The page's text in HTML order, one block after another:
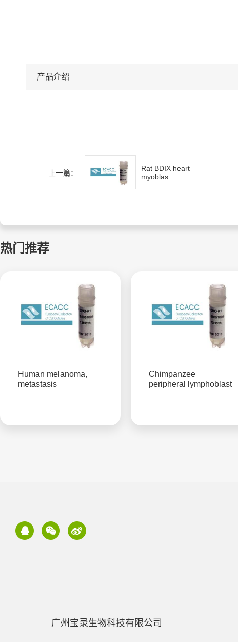
产品介绍
上一篇：
Rat BDIX heart
myoblas...
热门推荐
Human melanoma,
metastasis
Chimpanzee
peripheral lymphoblast
广州宝录生物科技有限公司